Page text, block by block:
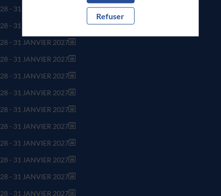
28 - 31 JANVIER 2027
28 - 31 JANVIER 2027
28 - 31 JANVIER 2027
28 - 31 JANVIER 2027
28 - 31 JANVIER 2027
28 - 31 JANVIER 2027
28 - 31 JANVIER 2027
28 - 31 JANVIER 2027
28 - 31 JANVIER 2027
28 - 31 JANVIER 2027
28 - 31 JANVIER 2027
28 - 31 JANVIER 2027
Refuser